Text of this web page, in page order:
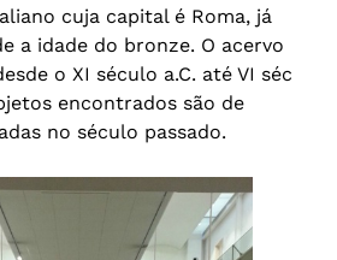
cuja capital é Roma, já
a idade do bronze. O acervo
o XI século a.C. até VI séc
encontrados são de
no século passado.